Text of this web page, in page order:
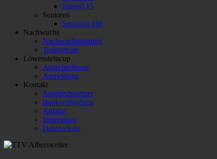
Jugend 15
Senioren
Senioren ü50
Nachwuchs
Nachwuchstraining
Trainerteam
Löwensteincup
Ausschreibung
Anmeldung
Kontakt
Ansprechpartner
Bankverbindung
Anfahrt
Impressum
Datenschutz